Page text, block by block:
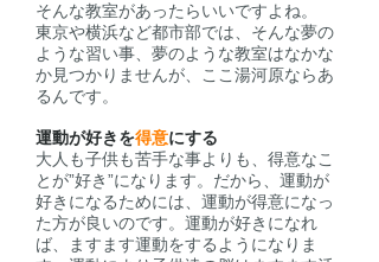
そんな教室があったらいいですよね。
東京や横浜など都市部では、そんな夢の
ような習い事、夢のような教室はなかな
か見つかりませんが、ここ湯河原ならあ
るんです。
運動が好きを得意にする
大人も子供も苦手な事よりも、得意なこ
とが”好き”になります。だから、運動が
好きになるためには、運動が得意になっ
た方が良いのです。運動が好きになれ
ば、ますます運動をするようになりま